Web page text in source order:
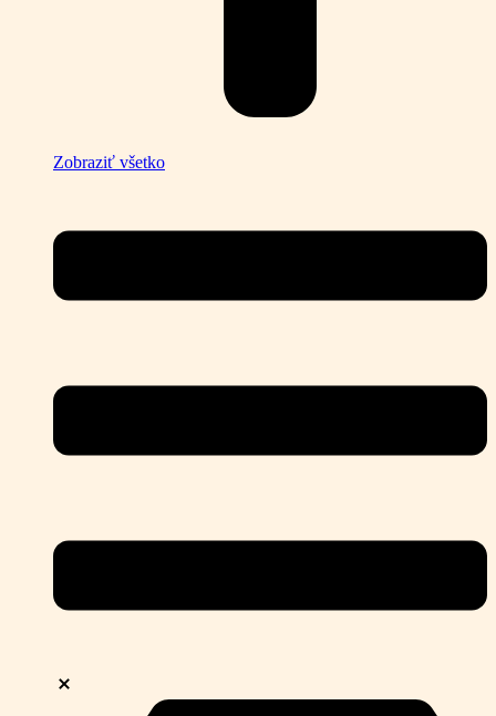
Zobraziť všetko